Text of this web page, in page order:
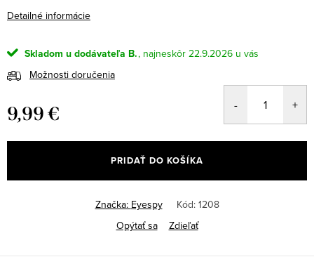
Detailné informácie
Skladom u dodávateľa B.
22.9.2026
Možnosti doručenia
9,99 €
cena:
PRIDAŤ DO KOŠÍKA
Značka: Eyespy Kód: 1208
Opýtať sa
Zdieľať